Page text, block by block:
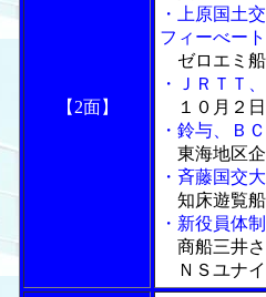
【2面】
・上原国土
フィーべー
ゼロエミ船
・ＪＲＴＴ
１０月２日
・鈴与、Ｂ
東海地区
・斉藤国交
知床遊覧船
・新役員体
商船三井さ
ＮＳユナイ